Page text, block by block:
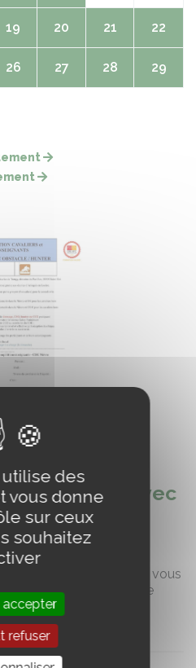
19 20 21 22
26 27 28 29
Hunter avec
de la Nièvre vous
Ravel, lors d'un stage
des
vous donne
sur ceux
souhaitez
accepter
refuser